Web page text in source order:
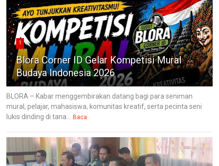
1
Blora Corner ID Gelar Kompetisi Mural
Budaya Indonesia 2026
BLORA – Kabar menggembirakan datang bagi para seniman
mural, pelajar, mahasiswa, komunitas kreatif, serta pecinta seni
lukis dinding di tana...
Baca